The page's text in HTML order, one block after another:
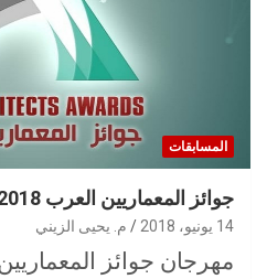
المسابقات
جوائز المعماريين العرب 2018
14 يونيو، 2018 م. يحيى الزيني
مهرجان جوائز